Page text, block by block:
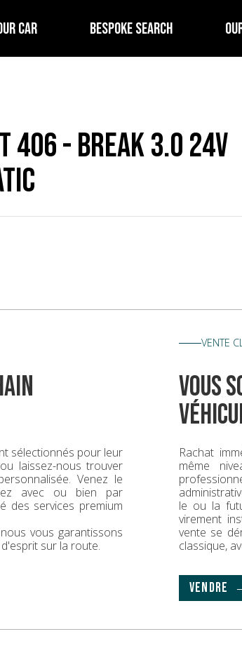
CAR BESPOKE SEARCH
406 - Break 3.0 24V
sélectionnés pour leur
laissez-nous trouver
Venez le
avec ou bien par
des services premium
vous garantissons
sur la route.
VENTE
vous
Rachat
même
le ou la
virement
vente se
classique,
VENDRE